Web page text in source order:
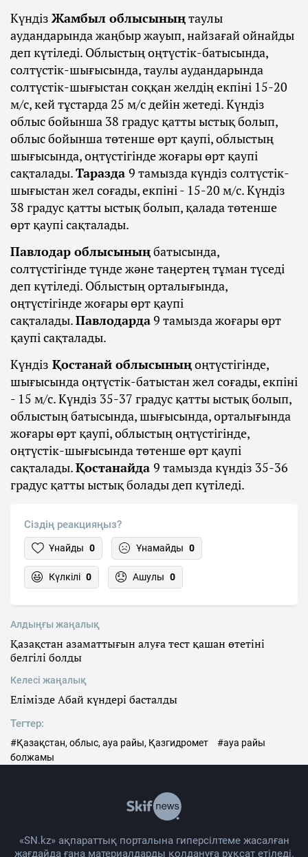
Күндіз Жамбыл облысыныңтаулы
аудандарында жаңбыр жауып, найзағай ойнайды
деп күтіледі. Облыстың оңтүстік-батысында,
солтүстік-шығысында, таулы аудандарында
солтүстік-шығыстан соққан желдің екпіні 15-20
м/с, кей тұстарда 25 м/с дейін жетеді. Күндіз
облыс бойынша 38 градус қатты ыстық болып,
облыс бойынша төтенше өрт қаупі, облыстың
шығысында, оңтүстігінде жоғары өрт қаупі
сақталады.Таразда 9 тамызда күндіз солтүстік-
шығыстан жел соғады, екпіні - 15-20 м/с. Күндіз
38 градус қатты ыстық болып, қалада төтенше
өрт қаупі сақталады.
Павлодар облысыныңбатысында,
солтүстігінде түнде және таңертең тұман түседі
деп күтіледі. Облыстың орталығында,
оңтүстігінде жоғары өрт қаупі
сақталады.Павлодарда9 тамызда жоғары өрт
қаупі сақталады.
Күндіз Қостанай облысыныңоңтүстігінде,
шығысында оңтүстік-батыстан жел соғады, екпіні
- 15 м/с. Күндіз 35-37 градус қатты ыстық болып,
облыстың батысында, шығысында, орталығында
жоғары өрт қаупі, облыстың оңтүстігінде,
оңтүстік-шығысында төтенше өрт қаупі
сақталады.Қостанайда 9 тамызда күндіз 35-36
градус қатты ыстық болады деп күтіледі.
Сіздің реакцияңыз?
Ұнайды 0 Ұнамайды 0
Күлкілі 0 Ашулы 0
Алдыңғы жаңалық
Қазақстан азаматтығын алуға тест қашан өтетіні
белгілі болды
Келесі жаңалық
Елімізде Абай күндері басталды
Тегтер:
#Қазақстан, облыс, ауа райы, Қазгидромет
#ауа райы
болжамы
«SN.kz» ақпараттық порталына гиперсілтеме жасалған
жағдайда ғана материалдарды қолдануға рұқсат етіледі.